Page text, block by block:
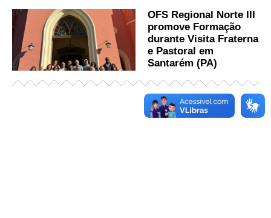
OFS Regional Norte III
promove Formação
durante Visita Fraterna
e Pastoral em
Santarém (PA)